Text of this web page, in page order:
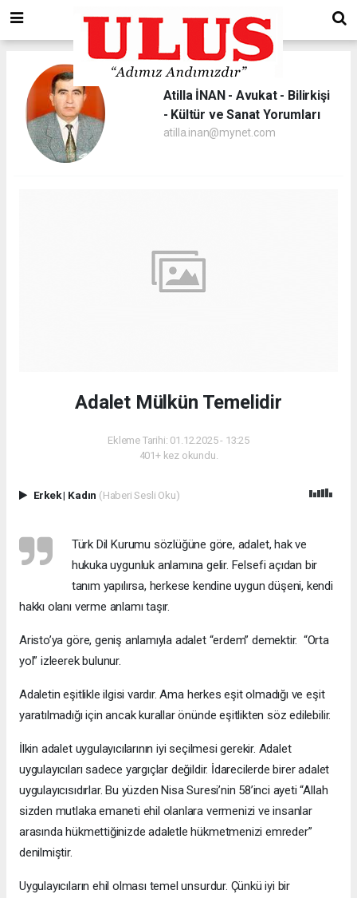
Atilla İNAN - Avukat - Bilirkişi
- Kültür ve Sanat Yorumları
atilla.inan@mynet.com
Adalet Mülkün Temelidir
Ekleme Tarihi: 01.12.2025 - 13:25
401+ kez okundu.
Erkek| Kadın (Haberi Sesli Oku)
Türk Dil Kurumu sözlüğüne göre, adalet, hak ve
hukuka uygunluk anlamına gelir. Felsefi açıdan bir
tanım yapılırsa, herkese kendine uygun düşeni, kendi
hakkı olanı verme anlamı taşır.
Aristo’ya göre, geniş anlamıyla adalet “erdem” demektir. “Orta
yol” izleerek bulunur.
Adaletin eşitlikle ilgisi vardır. Ama herkes eşit olmadığı ve eşit
yaratılmadığı için ancak kurallar önünde eşitlikten söz edilebilir.
İlkin adalet uygulayıcılarının iyi seçilmesi gerekir. Adalet
uygulayıcıları sadece yargıçlar değildir. İdarecilerde birer adalet
uygulayıcısıdırlar. Bu yüzden Nisa Suresi’nin 58’inci ayeti “Allah
sizden mutlaka emaneti ehil olanlara vermenizi ve insanlar
arasında hükmettiğinizde adaletle hükmetmenizi emreder”
denilmiştir.
Uygulayıcıların ehil olması temel unsurdur. Çünkü iyi bir